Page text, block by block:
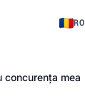
RO
concurența mea